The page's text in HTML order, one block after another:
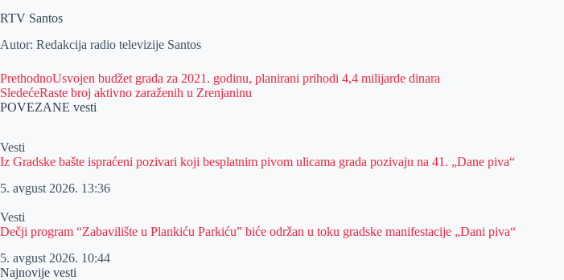
p
RTV Santos
Autor: Redakcija radio televizije Santos
PrethodnoUsvojen budžet grada za 2021. godinu, planirani prihodi 4,4 milijarde dinara
SledećeRaste broj aktivno zaraženih u Zrenjaninu
POVEZANE vesti
Vesti
Iz Gradske bašte ispraćeni pozivari koji besplatnim pivom ulicama grada pozivaju na 41. „Dane piva“
5. avgust 2026. 13:36
Vesti
Dečji program “Zabavilište u Plankiću Parkiću” biće održan u toku gradske manifestacije „Dani piva“
5. avgust 2026. 10:44
Najnovije vesti